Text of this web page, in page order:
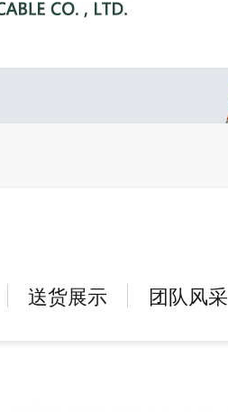
送货展示 团队风采